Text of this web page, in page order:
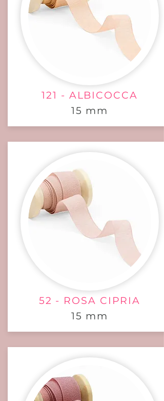
121 - ALBICOCCA
15 mm
52 - ROSA CIPRIA
15 mm